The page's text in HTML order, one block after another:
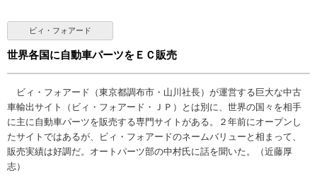
ビィ・フォアード
世界各国に自動車パーツをＥＣ販売
ビィ・フォアード（東京都調布市・山川社長）が運営する巨大な中古
車輸出サイト（ビィ・フォアード・ＪＰ）とは別に、世界の国々を相手
に主に自動車パーツを販売する専門サイトがある。２年前にオープンし
たサイトではあるが、ビィ・フォアードのネームバリューと相まって、
販売実績は好調だ。オートパーツ部の中村氏に話を聞いた。（近藤厚
志）